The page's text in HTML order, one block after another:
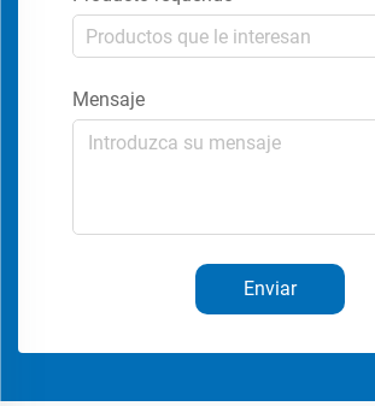
Mensaje
Enviar